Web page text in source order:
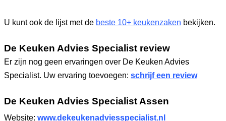
U kunt ook de lijst met de beste 10+ keukenzaken bekijken.
De Keuken Advies Specialist review
Er zijn nog geen ervaringen over De Keuken Advies
Specialist. Uw ervaring toevoegen: schrijf een review
De Keuken Advies Specialist Assen
Website: www.dekeukenadviesspecialist.nl